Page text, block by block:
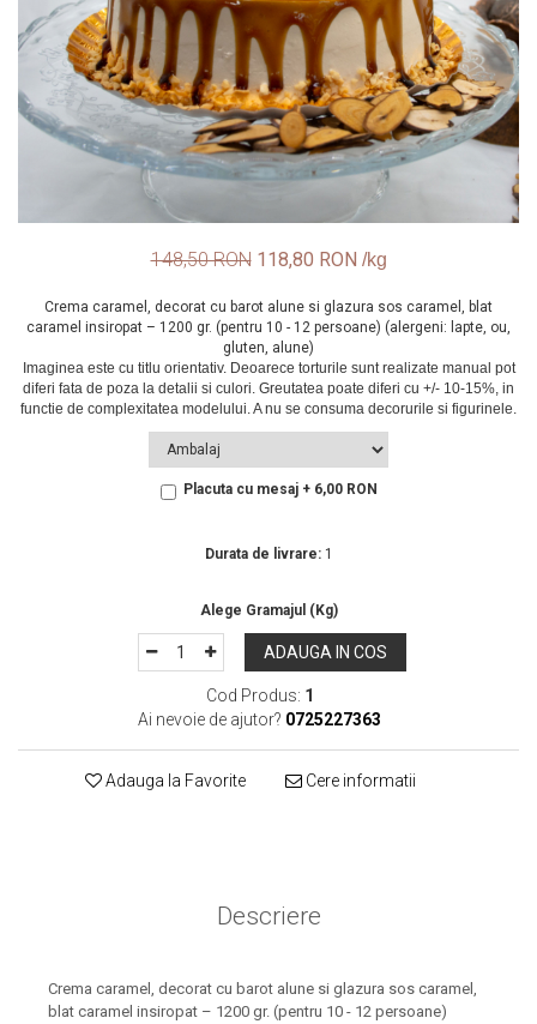
148,50 RON 118,80 RON
Crema caramel, decorat cu barot alune si glazura sos caramel, blat
caramel insiropat – 1200 gr. (pentru 10 - 12 persoane) (alergeni: lapte, ou,
gluten, alune)
Placuta cu mesaj + 6,00 RON
Durata de livrare:1
ADAUGA IN COS
Cod Produs: 1
Ai nevoie de ajutor? 0725227363
Adauga la Favorite Cere informatii
Descriere
Crema caramel, decorat cu barot alune si glazura sos caramel,
blat caramel insiropat – 1200 gr. (pentru 10 - 12 persoane)